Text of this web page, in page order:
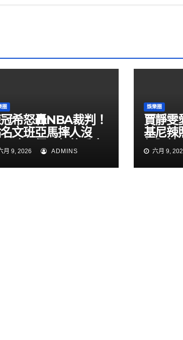
圈
希怒轟NBA裁判！
文班亞馬摔人沒
嗆：假正經的乖寶
月 9, 2026 ADMINS
娛樂圈
賈靜雯
基尼辣
細腰線
六月 9,